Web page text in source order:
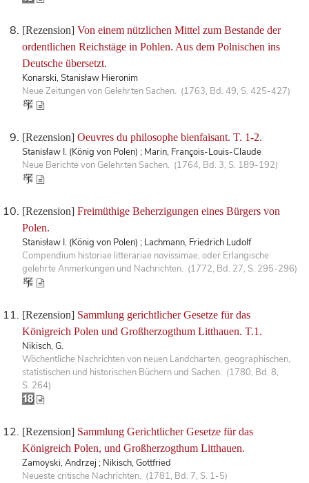
[Rezension] Von einem nützlichen Mittel zum Bestande der
ordentlichen Reichstäge in Pohlen. Aus dem Polnischen ins
Deutsche übersetzt.
Konarski, Stanisław Hieronim
Neue Zeitungen von Gelehrten Sachen. (1763, Bd. 49, S. 425-427)
[Rezension] Oeuvres du philosophe bienfaisant. T. 1-2.
Stanisław I. (König von Polen) ; Marin, François-Louis-Claude
Neue Berichte von Gelehrten Sachen. (1764, Bd. 3, S. 189-192)
[Rezension] Freimüthige Beherzigungen eines Bürgers von
Polen.
Stanisław I. (König von Polen) ; Lachmann, Friedrich Ludolf
Compendium historiae litterariae novissimae, oder Erlangische
gelehrte Anmerkungen und Nachrichten. (1772, Bd. 27, S. 295-296)
[Rezension] Sammlung gerichtlicher Gesetze für das
Königreich Polen und Großherzogthum Litthauen. T.1.
Nikisch, G.
Wöchentliche Nachrichten von neuen Landcharten, geographischen,
statistischen und historischen Büchern und Sachen. (1780, Bd. 8,
S. 264)
[Rezension] Sammlung Gerichtlicher Gesetze für das
Königreich Polen, und Großherzogthum Litthauen.
Zamoyski, Andrzej ; Nikisch, Gottfried
Neueste critische Nachrichten. (1781, Bd. 7, S. 1-5)